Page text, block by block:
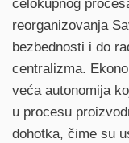
celokupnog
reorganizovanja
bezbednosti i do
centralizma.
veća autonomija
u procesu
dohotka, čime su